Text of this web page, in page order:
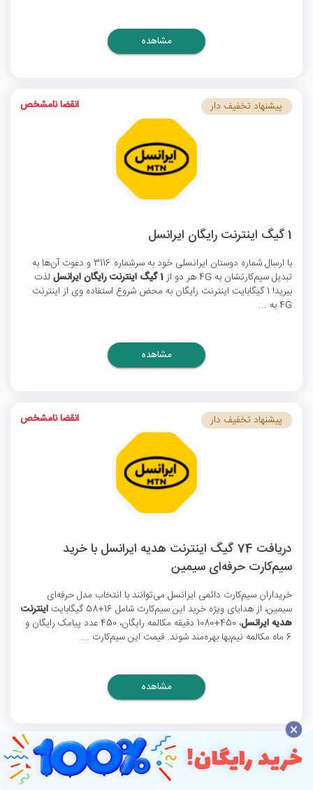
مشاهده
1 گیگ اینترنت رایگان ایرانسل
با ارسال شماره دوستان ایرانسلی خود به سرشماره 3116 و دعوت آن‌ها به
تبدیل سیم‌کارتشان به 4G هر دو از
1 گیگ اینترنت رایگان ایرانسل
لذت
ببرید! 1 گیگابایت اینترنت رایگان به محض شروع استفاده وی از اینترنت
4G به ...
پیشنهاد تخفیف دار انقضا نامشخص
مشاهده
دریافت 74 گیگ اینترنت هدیه ایرانسل با خرید
سیم‌کارت حرفه‌ای سیمین
خریداران سیم‌کارت دائمی ایرانسل می‌توانند با انتخاب مدل حرفه‌ای
سیمین، از هدایای ویژه خرید این سیم‌کارت شامل 16+58 گیگابایت
اینترنت
هدیه ایرانسل
، 450+1080 دقیقه مکالمه رایگان، 450 عدد پیامک رایگان و
6 ماه مکالمه نیم‌بها بهره‌مند شوند. قیمت این سیم‌کارت ...
پیشنهاد تخفیف دار انقضا نامشخص
مشاهده
پیشنهاد تخفیف دار انقضا نامشخص
×